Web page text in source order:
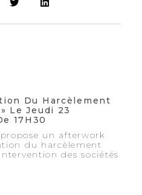
Du Harcèlement
Le Jeudi 23
17H30
un afterwork
du harcèlement
des sociétés